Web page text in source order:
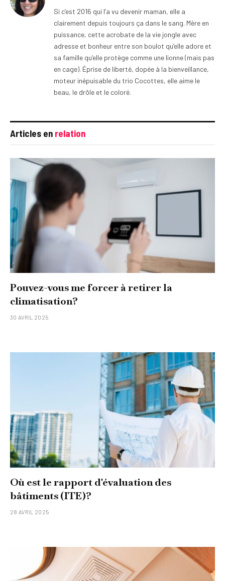
Si c’est 2016 qui l’a vu devenir maman, elle a
clairement depuis toujours ça dans le sang. Mère en
puissance, cette acrobate de la vie jongle avec
adresse et bonheur entre son boulot qu’elle adore et
sa famille qu’elle protège comme une lionne (mais pas
en cage). Éprise de liberté, dopée à la bienveillance,
moteur inépuisable du trio Cocottes, elle aime le
beau, le drôle et le coloré.
Articles en relation
Pouvez-vous me forcer à retirer la
climatisation?
30 AVRIL 2025
Où est le rapport d'évaluation des
bâtiments (ITE)?
28 AVRIL 2025